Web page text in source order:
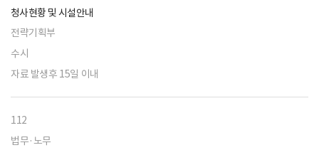
청사현황 및 시설안내
전략기획부
수시
자료 발생후 15일 이내
112
법무·노무